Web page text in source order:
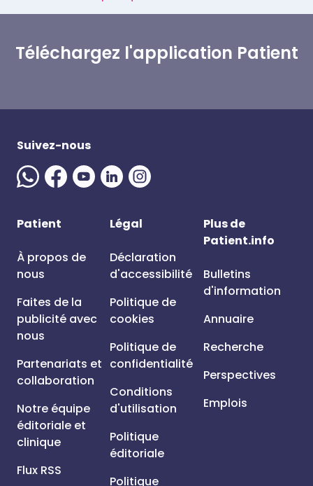
Téléchargez l'application Patient
Suivez-nous
Patient
À propos de
nous
Faites de la
publicité avec
nous
Partenariats et
collaboration
Notre équipe
éditoriale et
clinique
Flux RSS
Légal
Déclaration
d'accessibilité
Politique de
cookies
Politique de
confidentialité
Conditions
d'utilisation
Politique
éditoriale
Politique
Plus de
Patient.info
Bulletins
d'information
Annuaire
Recherche
Perspectives
Emplois